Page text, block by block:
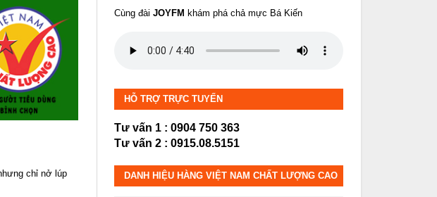
chỉ nở lúp
Cùng đài JOYFM khám phá chả mực Bá Kiến
HỖ TRỢ TRỰC TUYẾN
Tư vấn 1 : 0904 750 363
Tư vấn 2 : 0915.08.5151
DANH HIỆU HÀNG VIỆT NAM CHẤT LƯỢNG CAO